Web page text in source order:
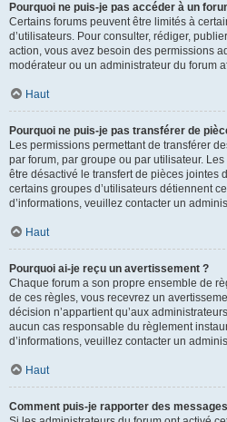
Pourquoi ne puis-je pas accéder à un
Certains forums peuvent être limités à
d’utilisateurs. Pour consulter, rédiger,
action, vous avez besoin des permissions
modérateur ou un administrateur du forum
Haut
Pourquoi ne puis-je pas transférer de
Les permissions permettant de transférer
par forum, par groupe ou par utilisateur.
être désactivé le transfert de pièces jointes
certains groupes d’utilisateurs détiennent
d’informations, veuillez contacter un
Haut
Pourquoi ai-je reçu un avertissement ?
Chaque forum a son propre ensemble de
de ces règles, vous recevrez un
décision n’appartient qu’aux
aucun cas responsable du règlement
d’informations, veuillez contacter un
Haut
Comment puis-je rapporter des